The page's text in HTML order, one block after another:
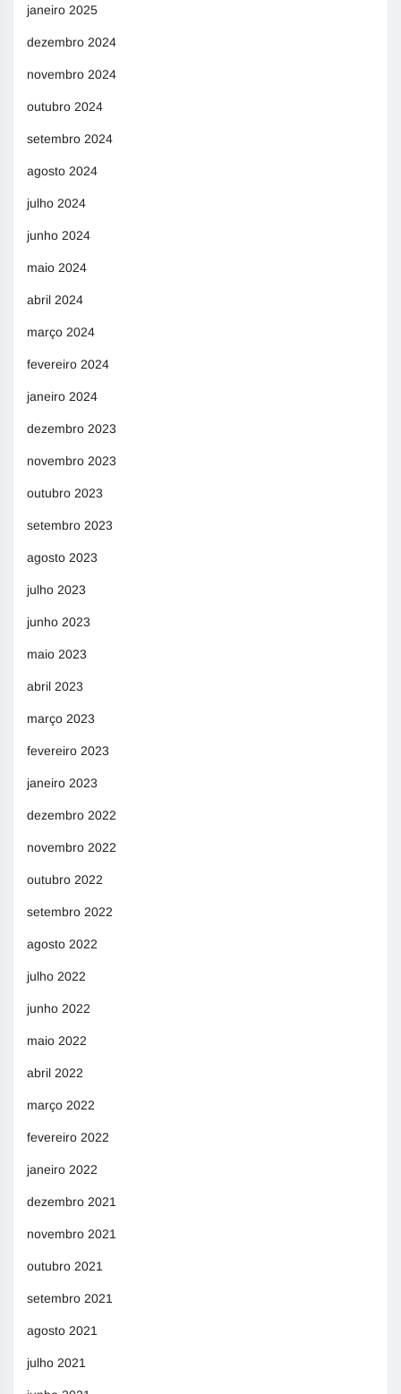
janeiro 2025
dezembro 2024
novembro 2024
outubro 2024
setembro 2024
agosto 2024
julho 2024
junho 2024
maio 2024
abril 2024
março 2024
fevereiro 2024
janeiro 2024
dezembro 2023
novembro 2023
outubro 2023
setembro 2023
agosto 2023
julho 2023
junho 2023
maio 2023
abril 2023
março 2023
fevereiro 2023
janeiro 2023
dezembro 2022
novembro 2022
outubro 2022
setembro 2022
agosto 2022
julho 2022
junho 2022
maio 2022
abril 2022
março 2022
fevereiro 2022
janeiro 2022
dezembro 2021
novembro 2021
outubro 2021
setembro 2021
agosto 2021
julho 2021